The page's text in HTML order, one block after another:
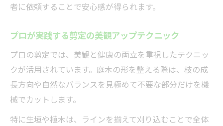
者に依頼することで安心感が得られます。
プロが実践する剪定の美観アップテクニック
プロの剪定では、美観と健康の両立を重視したテクニッ
クが活用されています。庭木の形を整える際は、枝の成
長方向や自然なバランスを見極めて不要な部分だけを機
械でカットします。
特に生垣や植木は、ラインを揃えて刈り込むことで全体